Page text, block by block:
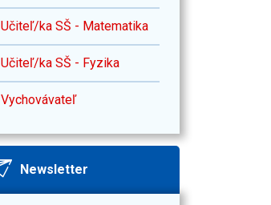
Učiteľ/ka SŠ - Matematika
Učiteľ/ka SŠ - Fyzika
Vychovávateľ
Newsletter